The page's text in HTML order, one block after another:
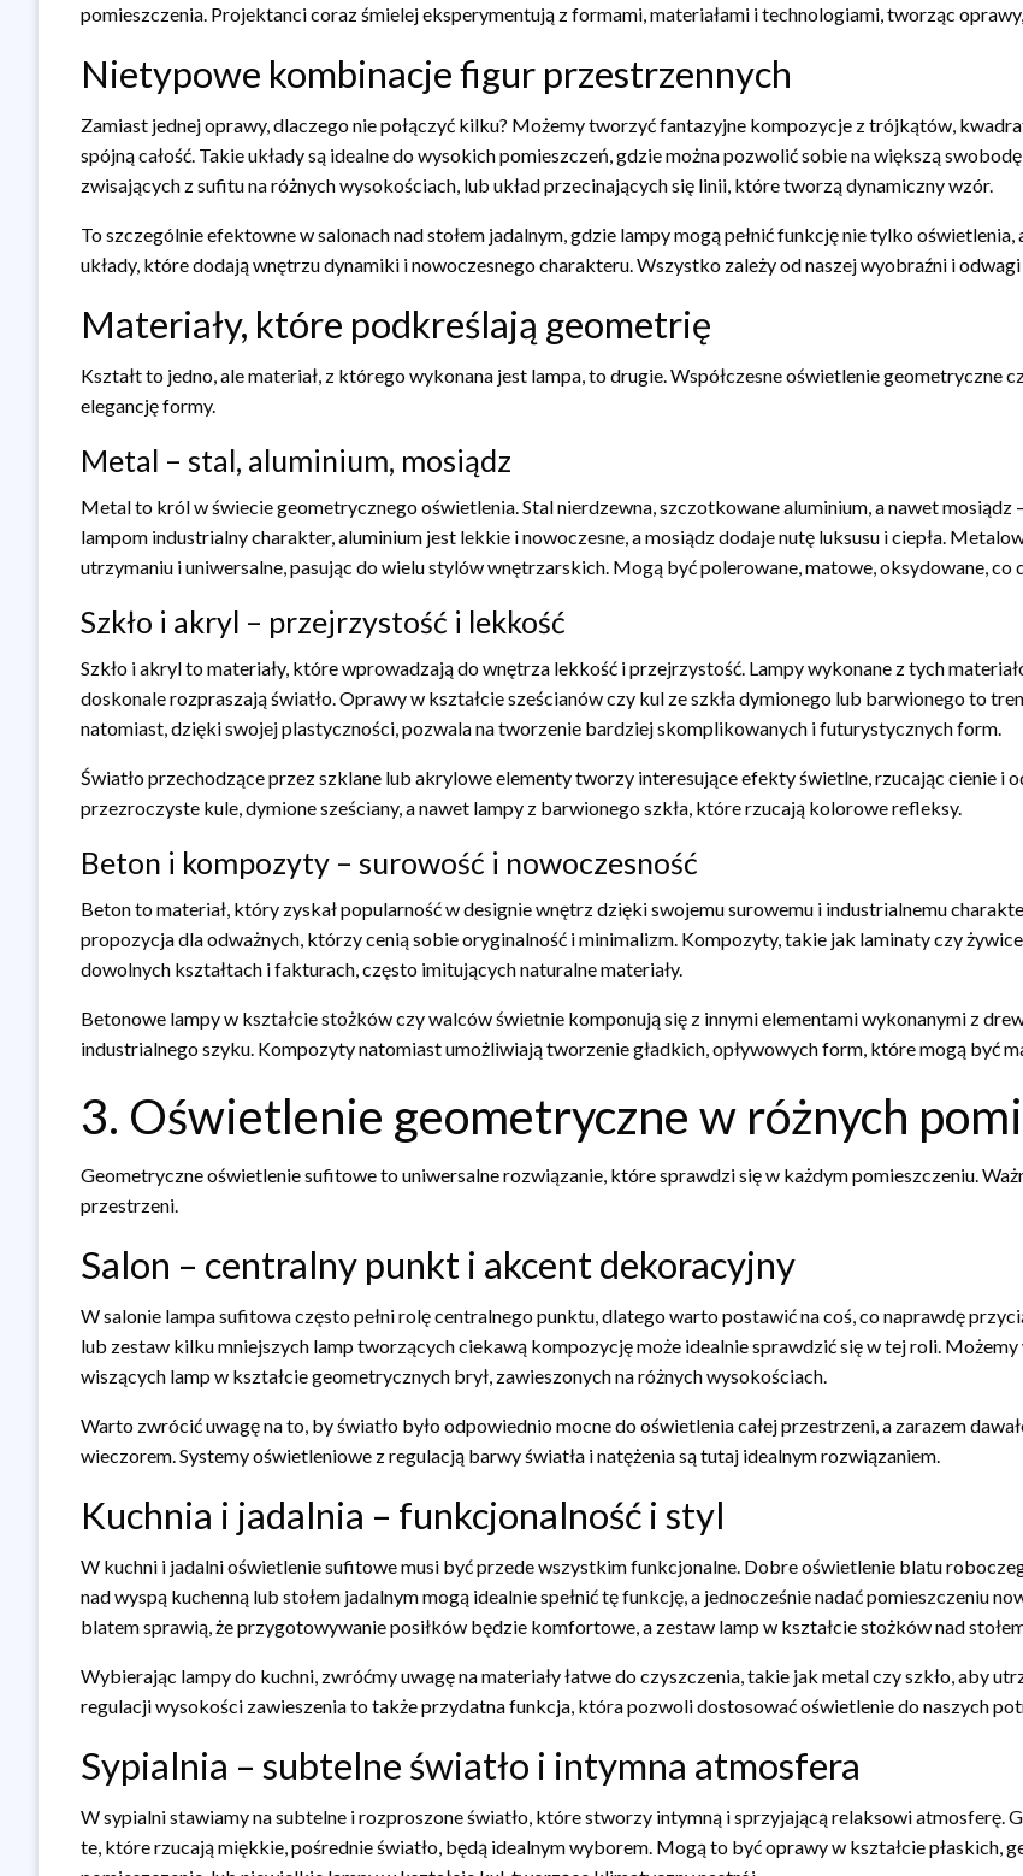
pomieszczenia. Projektanci coraz śmielej eksperymentują z formami, materiałami i technologiami, tworząc
Nietypowe kombinacje figur przestrzennych
Zamiast jednej oprawy, dlaczego nie połączyć kilku? Możemy tworzyć fantazyjne kompozycje z trójkątów,
spójną całość. Takie układy są idealne do wysokich pomieszczeń, gdzie można pozwolić sobie na większą
zwisających z sufitu na różnych wysokościach, lub układ przecinających się linii, które tworzą dynamiczny wzór.
To szczególnie efektowne w salonach nad stołem jadalnym, gdzie lampy mogą pełnić funkcję nie tylko
układy, które dodają wnętrzu dynamiki i nowoczesnego charakteru. Wszystko zależy od naszej wyobraźni i
Materiały, które podkreślają geometrię
Kształt to jedno, ale materiał, z którego wykonana jest lampa, to drugie. Współczesne oświetlenie
elegancję formy.
Metal – stal, aluminium, mosiądz
Metal to król w świecie geometrycznego oświetlenia. Stal nierdzewna, szczotkowane aluminium, a nawet
lampom industrialny charakter, aluminium jest lekkie i nowoczesne, a mosiądz dodaje nutę luksusu i ciepła.
utrzymaniu i uniwersalne, pasując do wielu stylów wnętrzarskich. Mogą być polerowane, matowe, oksydowane, co
Szkło i akryl – przejrzystość i lekkość
Szkło i akryl to materiały, które wprowadzają do wnętrza lekkość i przejrzystość. Lampy wykonane z tych
doskonale rozpraszają światło. Oprawy w kształcie sześcianów czy kul ze szkła dymionego lub barwionego to
natomiast, dzięki swojej plastyczności, pozwala na tworzenie bardziej skomplikowanych i futurystycznych form.
Światło przechodzące przez szklane lub akrylowe elementy tworzy interesujące efekty świetlne, rzucając cienie i
przezroczyste kule, dymione sześciany, a nawet lampy z barwionego szkła, które rzucają kolorowe refleksy.
Beton i kompozyty – surowość i nowoczesność
Beton to materiał, który zyskał popularność w designie wnętrz dzięki swojemu surowemu i industrialnemu
propozycja dla odważnych, którzy cenią sobie oryginalność i minimalizm. Kompozyty, takie jak laminaty czy
dowolnych kształtach i fakturach, często imitujących naturalne materiały.
Betonowe lampy w kształcie stożków czy walców świetnie komponują się z innymi elementami wykonanymi z
industrialnego szyku. Kompozyty natomiast umożliwiają tworzenie gładkich, opływowych form, które mogą być
3. Oświetlenie geometryczne w różnych
Geometryczne oświetlenie sufitowe to uniwersalne rozwiązanie, które sprawdzi się w każdym pomieszczeniu.
przestrzeni.
Salon – centralny punkt i akcent dekoracyjny
W salonie lampa sufitowa często pełni rolę centralnego punktu, dlatego warto postawić na coś, co naprawdę
lub zestaw kilku mniejszych lamp tworzących ciekawą kompozycję może idealnie sprawdzić się w tej roli.
wiszących lamp w kształcie geometrycznych brył, zawieszonych na różnych wysokościach.
Warto zwrócić uwagę na to, by światło było odpowiednio mocne do oświetlenia całej przestrzeni, a zarazem
wieczorem. Systemy oświetleniowe z regulacją barwy światła i natężenia są tutaj idealnym rozwiązaniem.
Kuchnia i jadalnia – funkcjonalność i styl
W kuchni i jadalni oświetlenie sufitowe musi być przede wszystkim funkcjonalne. Dobre oświetlenie blatu
nad wyspą kuchenną lub stołem jadalnym mogą idealnie spełnić tę funkcję, a jednocześnie nadać pomieszczeniu
blatem sprawią, że przygotowywanie posiłków będzie komfortowe, a zestaw lamp w kształcie stożków nad
Wybierając lampy do kuchni, zwróćmy uwagę na materiały łatwe do czyszczenia, takie jak metal czy szkło, aby
regulacji wysokości zawieszenia to także przydatna funkcja, która pozwoli dostosować oświetlenie do naszych
Sypialnia – subtelne światło i intymna atmosfera
W sypialni stawiamy na subtelne i rozproszone światło, które stworzy intymną i sprzyjającą relaksowi atmosferę.
te, które rzucają miękkie, pośrednie światło, będą idealnym wyborem. Mogą to być oprawy w kształcie płaskich,